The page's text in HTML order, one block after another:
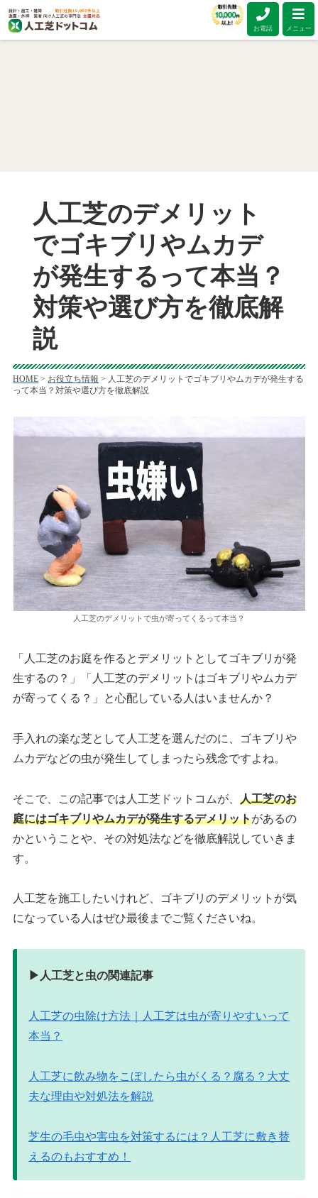
人工芝のデメリット
でゴキブリやムカデ
が発生するって本当？
対策や選び方を徹底解
説
HOME > お役立ち情報 > 人工芝のデメリットでゴキブリやムカデが発生する
って本当？対策や選び方を徹底解説
人工芝のデメリットで虫が寄ってくるって本当？
「人工芝のお庭を作るとデメリットとしてゴキブリが発
生するの？」「人工芝のデメリットはゴキブリやムカデ
が寄ってくる？」と心配している人はいませんか？
手入れの楽な芝として人工芝を選んだのに、ゴキブリや
ムカデなどの虫が発生してしまったら残念ですよね。
そこで、この記事では人工芝ドットコムが、人工芝のお
庭にはゴキブリやムカデが発生するデメリットがあるの
かということや、その対処法などを徹底解説していきま
す。
人工芝を施工したいけれど、ゴキブリのデメリットが気
になっている人はぜひ最後までご覧くださいね。
▶︎人工芝と虫の関連記事
人工芝の虫除け方法｜人工芝は虫が寄りやすいって
本当？
人工芝に飲み物をこぼしたら虫がくる？腐る？大丈
夫な理由や対処法を解説
芝生の毛虫や害虫を対策するには？人工芝に敷き替
えるのもおすすめ！
お電話 メニュー